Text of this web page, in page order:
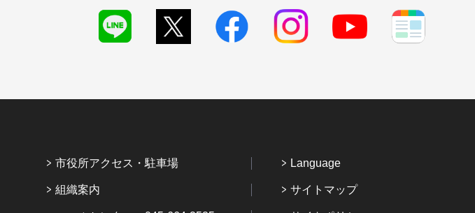
市役所アクセス・駐車場
組織案内
Language
サイトマップ